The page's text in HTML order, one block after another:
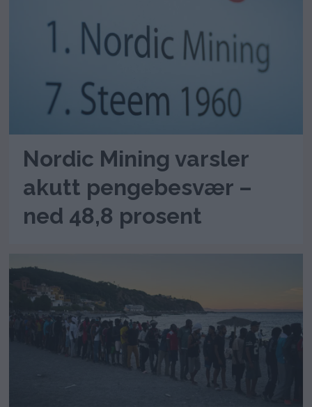
Nordic Mining varsler
akutt pengebesvær –
ned 48,8 prosent